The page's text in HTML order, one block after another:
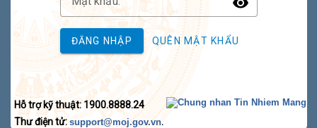
Toggle
ĐĂNG NHẬP QUÊN MẬT KHẨU
Hỗ trợ kỹ thuật: 1900.8888.24
Thư điện tử: support@moj.gov.vn.